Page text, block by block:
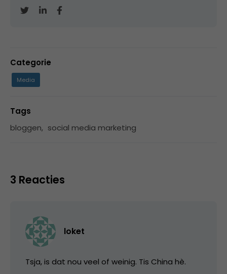
Categorie
Media
Tags
bloggen, social media marketing
3 Reacties
loket
Tsja, is dat nou veel of weinig. Tis China hè.